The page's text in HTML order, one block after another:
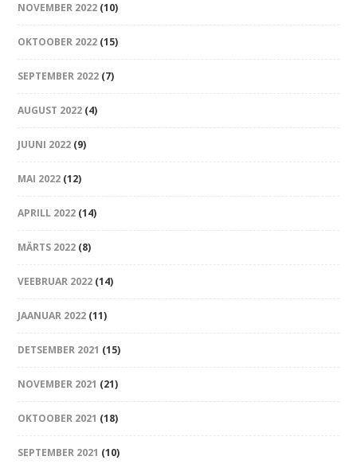
NOVEMBER 2022 (10)
OKTOOBER 2022 (15)
SEPTEMBER 2022 (7)
AUGUST 2022 (4)
JUUNI 2022 (9)
MAI 2022 (12)
APRILL 2022 (14)
MÄRTS 2022 (8)
VEEBRUAR 2022 (14)
JAANUAR 2022 (11)
DETSEMBER 2021 (15)
NOVEMBER 2021 (21)
OKTOOBER 2021 (18)
SEPTEMBER 2021 (10)